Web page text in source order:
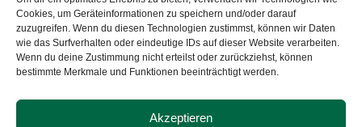
Cookies, um Geräteinformationen zu speichern und/oder darauf
zuzugreifen. Wenn du diesen Technologien zustimmst, können wir Daten
wie das Surfverhalten oder eindeutige IDs auf dieser Website verarbeiten.
Wenn du deine Zustimmung nicht erteilst oder zurückziehst, können
bestimmte Merkmale und Funktionen beeinträchtigt werden.
Akzeptieren
Pinke Zitronen e.V.